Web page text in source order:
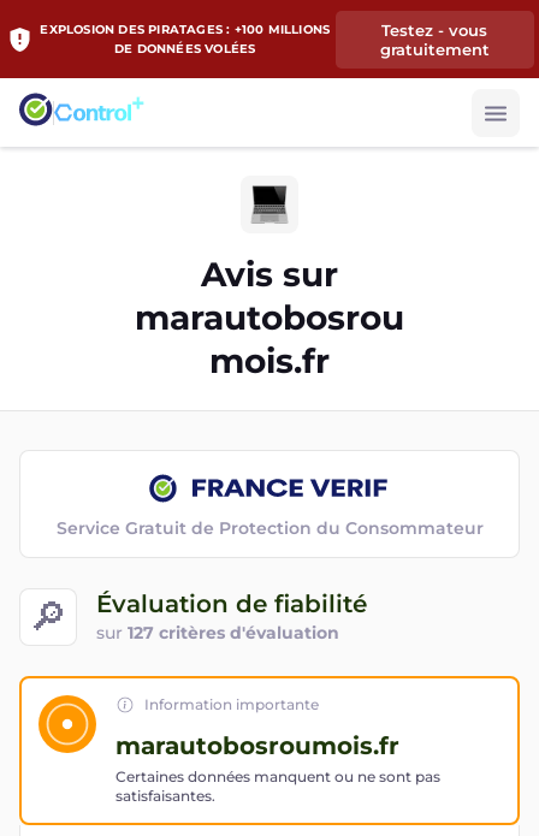
EXPLOSION DES PIRATAGES : +100 MILLIONS
DE DONNÉES VOLÉES
Testez - vous
gratuitement
Avis sur
marautobosrou
mois.fr
🔎 Évaluation de fiabilité
sur 127 critères d'évaluation
Service Gratuit de Protection du Consommateur
Information importante
marautobosroumois.fr
Certaines données manquent ou ne sont pas
satisfaisantes.